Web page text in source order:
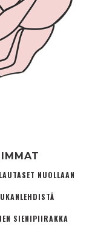
NUOLLAAN
SIENIPIIRAKKA